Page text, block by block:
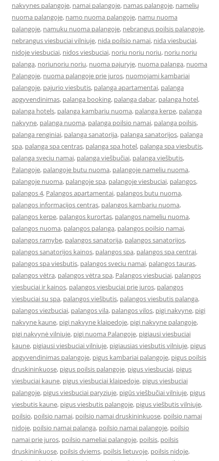
nakvynes palangoje, namai palangoje, namas palangoje, namelių
nuoma palangoje, namo nuoma palangoje, namu nuoma
palangoje, namuku nuoma palangoje, nebrangus poilsis palangoje,
nebrangus viesbuciai vilniuje, nida poilsio namai, nida viesbuciai,
nidoje viesbuciai, nidos viesbuciai, noriu noriu noriu, noriu noriu
palanga, noriunoriu noriu, nuoma pajuryje, nuoma palanga, nuoma
Palangoje, nuoma palangoje prie juros, nuomojami kambariai
palangoje, pajurio viesbutis, palanga apartamentai, palanga
apgyvendinimas, palanga booking, palanga dabar, palanga hotel,
palanga hotels, palanga kambariu nuoma, palanga kerpe, palanga
nakvyne, palanga nuoma, palanga poilsio namai, palanga poilsis,
palanga renginiai, palanga sanatorija, palanga sanatorijos, palanga
spa, palanga spa centras, palanga spa hotel, palanga spa viesbutis,
palanga sveciu namai, palanga viešbučiai, palanga viešbutis,
Palangoje, palangoje butu nuoma, palangoje nameliu nuoma,
palangoje nuoma, palangoje spa, palangoje viesbuciai, palangos,
palangos 4, Palangos apartamentai, palangos butu nuoma,
palangos informacijos centras, palangos kambariu nuoma,
palangos kerpe, palangos kurortas, palangos nameliu nuoma,
palangos nuoma, palangos palanga, palangos poilsio namai,
palangos ramybe, palangos sanatorija, palangos sanatorijos,
palangos sanatorijos kainos, palangos spa, palangos spa centrai,
palangos spa viesbutis, palangos sveciu namai, palangos tauras,
palangos vėtra, palangos vėtra spa, Palangos viesbuciai, palangos
viesbuciai ir kainos, palangos viesbuciai prie juros, palangos
viesbuciai su spa, palangos viešbutis, palangos viesbutis palanga,
palangos viezbuciai, palangos vila, palangos vilos, pigi nakvyne, pigi
nakvyne kaune, pigi nakvyne klaipedoje, pigi nakvyne palangoje,
pigi nakvynė vilniuje, pigi nuoma Palangoje, pigiausi viesbuciai
kaune, pigiausi viesbuciai vilniuje, pigiausias viesbutis vilniuje, pigus
apgyvendinimas palangoje, pigus kambariai palangoje, pigus poilsis
druskininkuose, pigus poilsis palangoje, pigus viesbuciai, pigus
viesbuciai kaune, pigus viesbuciai klaipedoje, pigus viesbuciai
palangoje, pigus viesbuciai paryziuje, pigūs viešbučiai vilniuje, pigus
viesbutis kaune, pigus viesbutis palangoje, pigus viešbutis vilniuje,
poilsio, poilsio namai, poilsio namai druskininkuose, poilsio namai
nidoje, poilsio namai palanga, poilsio namai palangoje, poilsio
namai prie juros, poilsio nameliai palangoje, poilsis, poilsis
druskininkuose, poilsis dviems, poilsis lietuvoje, poilsis nidoje,